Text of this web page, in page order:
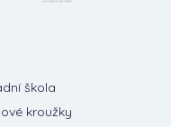
škola
kroužky